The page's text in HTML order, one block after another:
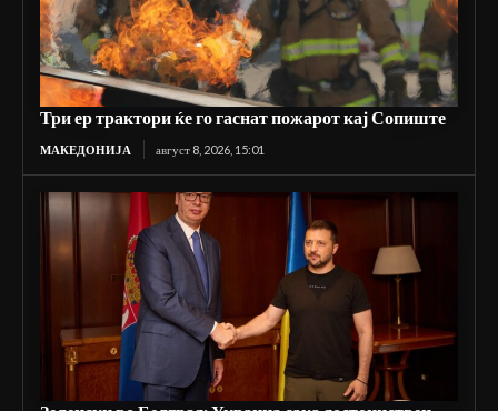
Три ер трактори ќе го гаснат пожарот кај Сопиште
МАКЕДОНИЈА август 8, 2026, 15:01